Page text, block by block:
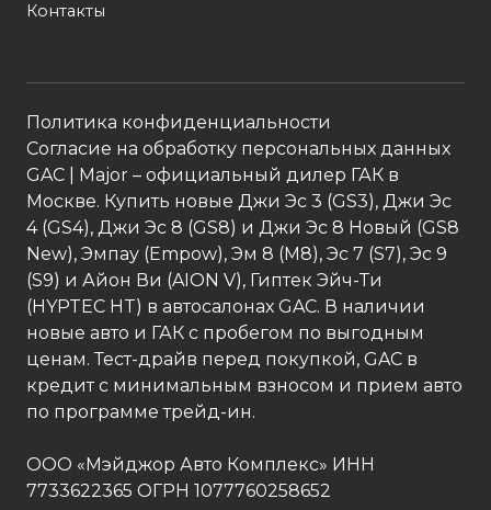
Контакты
Политика конфиденциальности
Согласие на обработку персональных данных
GAC | Major – официальный дилер ГАК в
Москве. Купить новые Джи Эс 3 (GS3), Джи Эс
4 (GS4), Джи Эс 8 (GS8) и Джи Эс 8 Новый (GS8
New), Эмпау (Empow), Эм 8 (M8), Эс 7 (S7), Эс 9
(S9) и Айон Ви (AION V), Гиптек Эйч-Ти
(HYPTEC HT) в автосалонах GAC. В наличии
новые авто и ГАК с пробегом по выгодным
ценам. Тест-драйв перед покупкой, GAC в
кредит с минимальным взносом и прием авто
по программе трейд-ин.
ООО «Мэйджор Авто Комплекс» ИНН
7733622365 ОГРН 1077760258652